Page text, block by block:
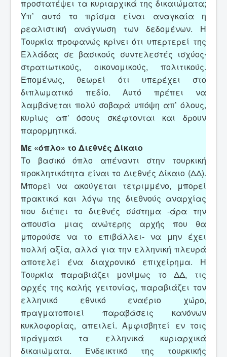
προστατέψει τα κυριαρχικά της δικαιώματα;
Υπ’ αυτό το πρίσμα είναι αναγκαία η
ρεαλιστική ανάγνωση των δεδομένων. Η
Τουρκία προφανώς κρίνει ότι υπερτερεί της
Ελλάδας σε βασικούς συντελεστές ισχύος∙
στρατιωτικούς, οικονομικούς, πολιτικούς.
Επομένως, θεωρεί ότι υπερέχει στο
διπλωματικό πεδίο. Αυτό πρέπει να
λαμβάνεται πολύ σοβαρά υπόψη απ’ όλους,
κυρίως απ’ όσους σκέφτονται και δρουν
παρορμητικά.
Με «όπλο» το Διεθνές Δίκαιο
Το βασικό όπλο απέναντι στην τουρκική
προκλητικότητα είναι το Διεθνές Δίκαιο (ΔΔ).
Μπορεί να ακούγεται τετριμμένο, μπορεί
πρακτικά και λόγω της διεθνούς αναρχίας
που διέπει το διεθνές σύστημα -άρα την
απουσία μιας ανώτερης αρχής που θα
μπορούσε να το επιβάλλει- να μην έχει
πολλή αξία, αλλά για την ελληνική πλευρά
αποτελεί ένα διαχρονικό επιχείρημα. Η
Τουρκία παραβιάζει μονίμως το ΔΔ, τις
αρχές της καλής γειτονίας, παραβιάζει τον
ελληνικό εθνικό εναέριο χώρο,
πραγματοποιεί παραβάσεις κανόνων
κυκλοφορίας, απειλεί. Αμφισβητεί εν τοις
πράγμασι τα ελληνικά κυριαρχικά
δικαιώματα. Ενδεικτικό της τουρκικής